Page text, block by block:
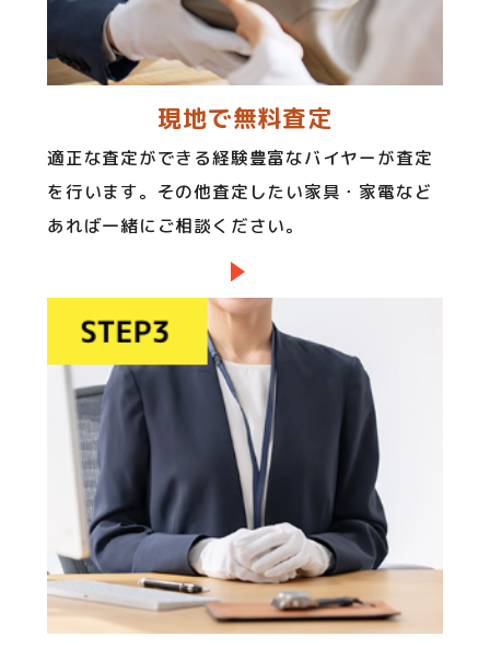
現地で無料査定
適正な査定ができる経験豊富なバイヤーが査定
を行います。その他査定したい家具・家電など
あれば一緒にご相談ください。